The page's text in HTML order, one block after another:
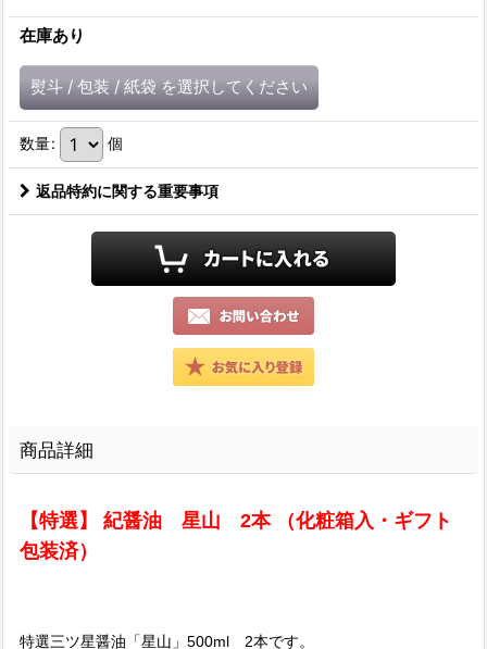
在庫あり
熨斗 / 包装 / 紙袋 を選択してください
数量: 個
返品特約に関する重要事項
商品詳細
【特選】 紀醤油 星山 2本 （化粧箱入・ギフト
包装済）
特選三ツ星醤油「星山」500ml 2本です。